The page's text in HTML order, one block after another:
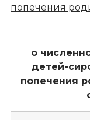
попечения
о
детей-
попечения